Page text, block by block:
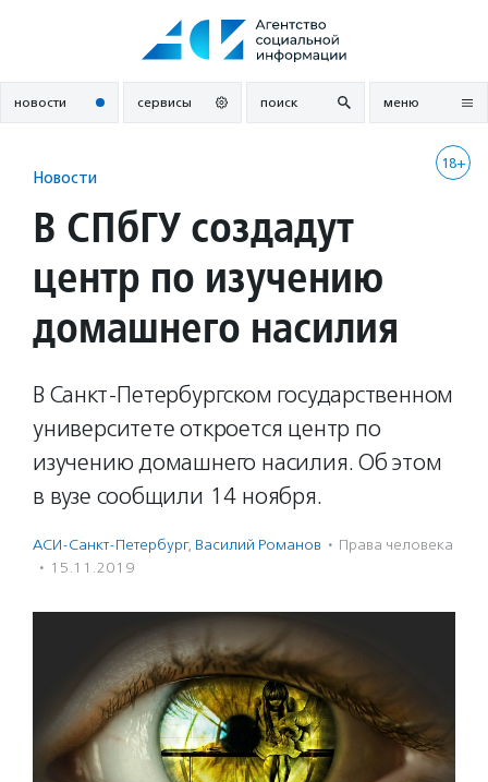
новости сервисы поиск меню
18+
Новости
В СПбГУ создадут
центр по изучению
домашнего насилия
В Санкт-Петербургском государственном
университете откроется центр по
изучению домашнего насилия. Об этом
в вузе сообщили 14 ноября.
АСИ-Санкт-Петербург, Василий Романов · Права человека
· 15.11.2019